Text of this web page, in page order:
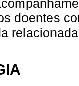
doentes